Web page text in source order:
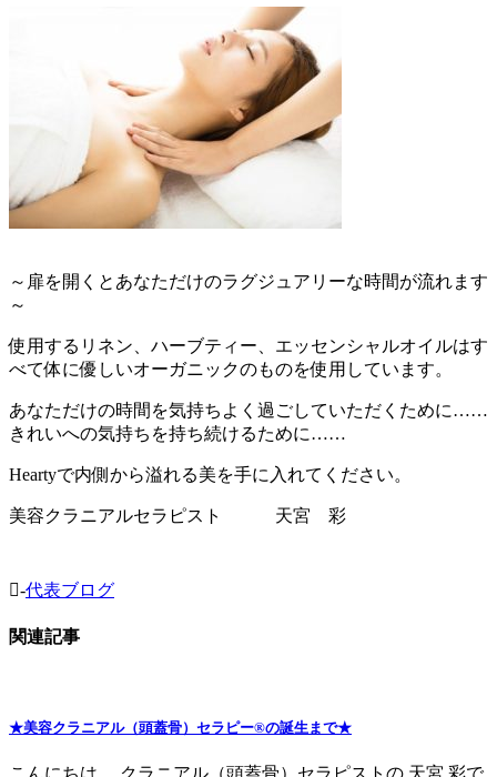
～扉を開くとあなただけのラグジュアリーな時間が流れます
～
使用するリネン、ハーブティー、エッセンシャルオイルはす
べて体に優しいオーガニックのものを使用しています。
あなただけの時間を気持ちよく過ごしていただくために……
きれいへの気持ちを持ち続けるために……
Heartyで内側から溢れる美を手に入れてください。
美容クラニアルセラピスト 天宮 彩
-代表ブログ
関連記事
★美容クラニアル（頭蓋骨）セラピー®の誕生まで★
こんにちは。 クラニアル（頭蓋骨）セラピストの 天宮 彩で